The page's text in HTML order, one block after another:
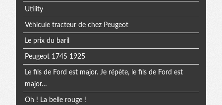
Utility
Véhicule tracteur de chez Peugeot
Le prix du baril
Peugeot 174S 1925
Le fils de Ford est major. Je répète, le fils de Ford est
major…
Oh ! La belle rouge !